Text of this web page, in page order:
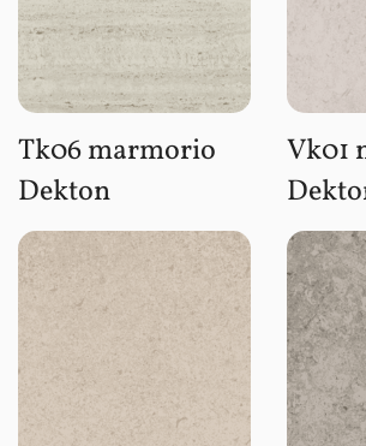
Tk06 marmorio
Dekton
Vk01